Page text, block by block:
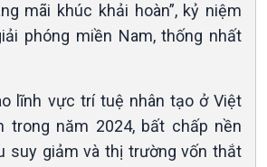
Tin Khoa học & Công nghệ
Kết nối công nghệ
Sống chung với biến đổi
mãi khúc khải hoàn”, kỷ niệm
phóng miền Nam, thống nhất
lĩnh vực trí tuệ nhân tạo ở Việt
trong năm 2024, bất chấp nền
suy giảm và thị trường vốn thắt